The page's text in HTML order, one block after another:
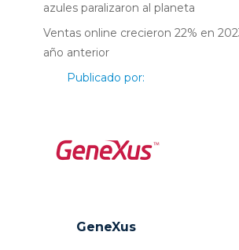
azules paralizaron al planeta
Ventas online crecieron 22% en
año anterior
Publicado por:
GeneXus